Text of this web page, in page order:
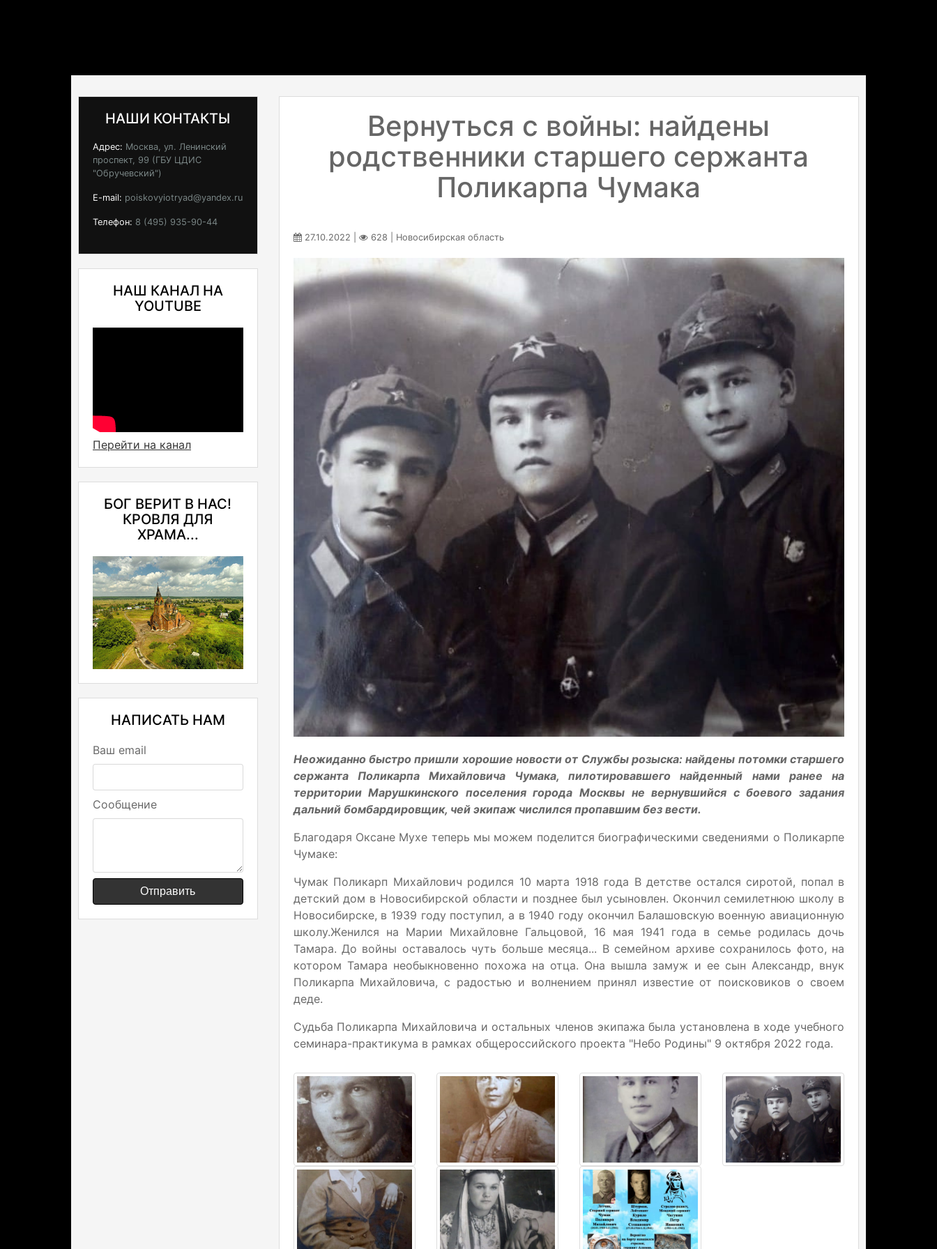
НАШИ КОНТАКТЫ
Адрес: Москва, ул. Ленинский
проспект, 99 (ГБУ ЦДИС
"Обручевский")
E-mail: poiskovyiotryad@yandex.ru
Телефон: 8 (495) 935-90-44
НАШ КАНАЛ НА
YOUTUBE
Перейти на канал
БОГ ВЕРИТ В НАС!
КРОВЛЯ ДЛЯ
ХРАМА...
НАПИСАТЬ НАМ
Ваш email
Сообщение
Отправить
Вернуться с войны: найдены
родственники старшего сержанта
Поликарпа Чумака
27.10.2022 | 628 | Новосибирская область
Неожиданно быстро пришли хорошие новости от Службы розыска: найдены потомки старшего
сержанта Поликарпа Михайловича Чумака, пилотировавшего найденный нами ранее на
территории Марушкинского поселения города Москвы не вернувшийся с боевого задания
дальний бомбардировщик, чей экипаж числился пропавшим без вести.
Благодаря Оксане Мухе теперь мы можем поделится биографическими сведениями о Поликарпе
Чумаке:
Чумак Поликарп Михайлович родился 10 марта 1918 года В детстве остался сиротой, попал в
детский дом в Новосибирской области и позднее был усыновлен. Окончил семилетнюю школу в
Новосибирске, в 1939 году поступил, а в 1940 году окончил Балашовскую военную авиационную
школу.Женился на Марии Михайловне Гальцовой, 16 мая 1941 года в семье родилась дочь
Тамара. До войны оставалось чуть больше месяца... В семейном архиве сохранилось фото, на
котором Тамара необыкновенно похожа на отца. Она вышла замуж и ее сын Александр, внук
Поликарпа Михайловича, с радостью и волнением принял известие от поисковиков о своем
деде.
Судьба Поликарпа Михайловича и остальных членов экипажа была установлена в ходе учебного
семинара-практикума в рамках общероссийского проекта "Небо Родины" 9 октября 2022 года.